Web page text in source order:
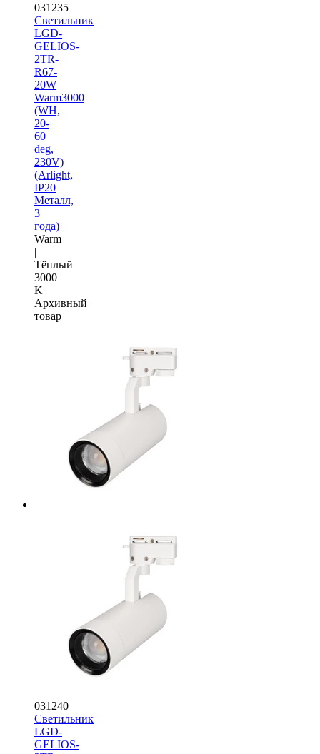
031235
Светильник
LGD-
GELIOS-
2TR-
R67-
20W
Warm3000
(WH,
20-
60
deg,
230V)
(Arlight,
IP20
Металл,
3
года)
Warm
|
Тёплый
3000
K
Архивный
товар
031240
Светильник
LGD-
GELIOS-